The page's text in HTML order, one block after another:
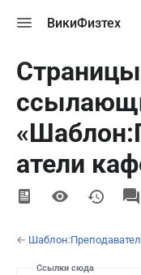
меню
ВикиФизтех
атели
←
Ссылки сюда